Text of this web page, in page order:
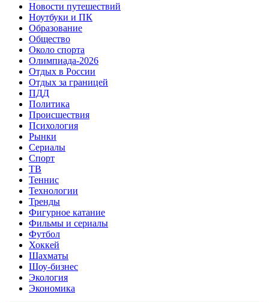
Новости путешествий
Ноутбуки и ПК
Образование
Общество
Около спорта
Олимпиада-2026
Отдых в России
Отдых за границей
ПДД
Политика
Происшествия
Психология
Рынки
Сериалы
Спорт
ТВ
Теннис
Технологии
Тренды
Фигурное катание
Фильмы и сериалы
Футбол
Хоккей
Шахматы
Шоу-бизнес
Экология
Экономика